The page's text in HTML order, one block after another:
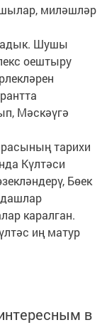
миләшләр
Шушы
оештыру
Мәскәүгә
тарихи
Күлтәси
Бөек
каралган.
иң матур
в